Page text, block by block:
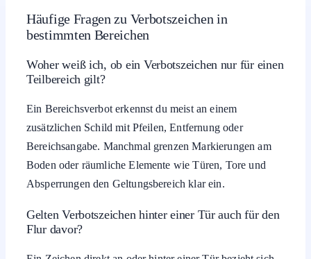
Häufige Fragen zu Verbotszeichen in
bestimmten Bereichen
Woher weiß ich, ob ein Verbotszeichen nur für einen
Teilbereich gilt?
Ein Bereichsverbot erkennst du meist an einem
zusätzlichen Schild mit Pfeilen, Entfernung oder
Bereichsangabe. Manchmal grenzen Markierungen am
Boden oder räumliche Elemente wie Türen, Tore und
Absperrungen den Geltungsbereich klar ein.
Gelten Verbotszeichen hinter einer Tür auch für den
Flur davor?